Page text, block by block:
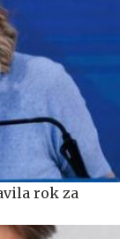
rok za